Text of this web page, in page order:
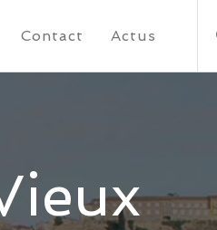
Contact Actus